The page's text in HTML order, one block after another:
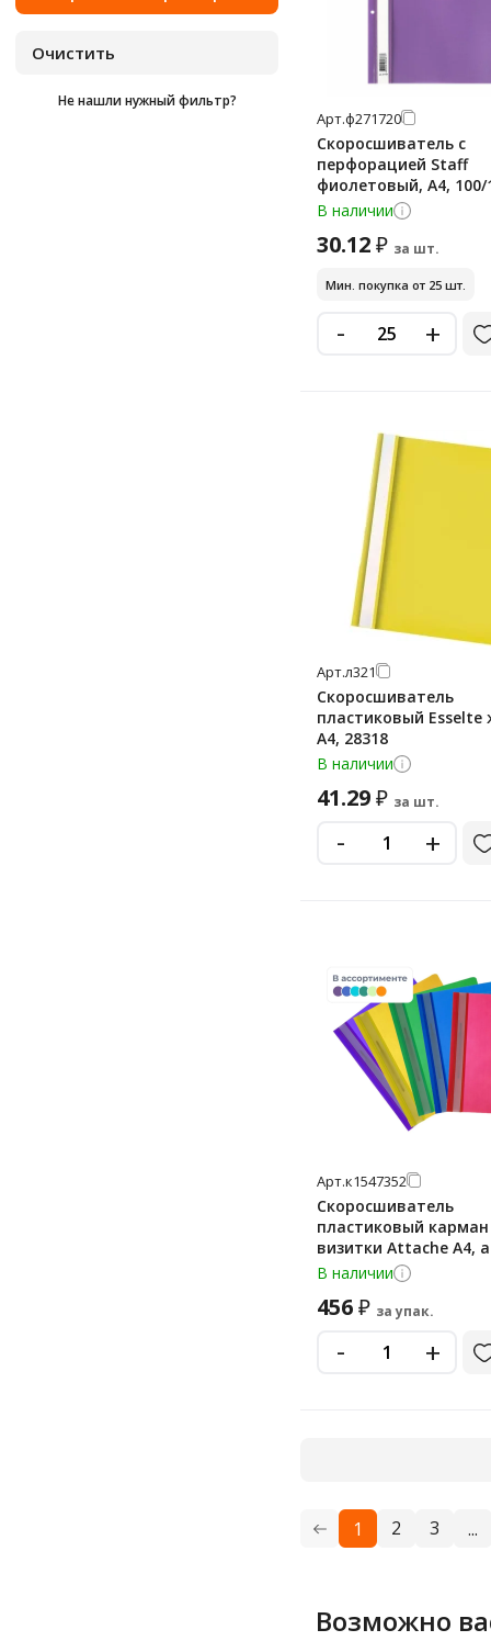
салатовый
25 мм
Не нашли нужный фильтр?
Арт.ф271720
Скоросшиватель с
перфорацией Staff
фиолетовый, A4,
В наличии
30.12₽ за шт.
Мин. покупка от 25 шт.
- +
Арт.л321
Скоросшиватель
пластиковый
А4, 28318
В наличии
41.29₽ за шт.
- +
Арт.к1547352
Скоросшиватель
пластиковый
визитки Attache А4,
10шт/уп
В наличии
456₽ за упак.
- +
1 2 3 ...
Возможно